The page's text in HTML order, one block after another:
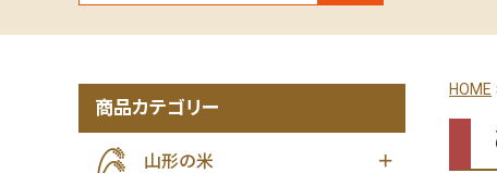
HOME
商品カテゴリー
山形の米